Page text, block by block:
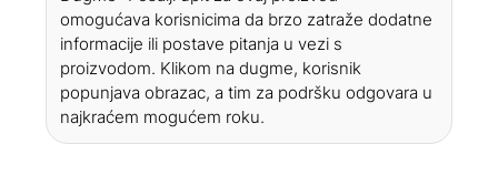
omogućava korisnicima da brzo zatraže dodatne
informacije ili postave pitanja u vezi s
proizvodom. Klikom na dugme, korisnik
popunjava obrazac, a tim za podršku odgovara u
najkraćem mogućem roku.